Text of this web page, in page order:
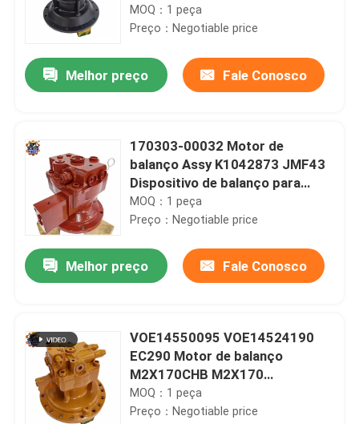
para Hitachi
MOQ：1 peça
Preço：Negotiable price
Melhor preço Fale Conosco
170303-00032 Motor de
balanço Assy K1042873 JMF43
Dispositivo de balanço para
DH80 R80-7
MOQ：1 peça
Preço：Negotiable price
Melhor preço Fale Conosco
VOE14550095 VOE14524190
EC290 Motor de balanço
M2X170CHB M2X170
Dispositivo de balanço
MOQ：1 peça
Preço：Negotiable price